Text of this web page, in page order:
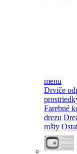
menu
Drviče
Farebné
drezu
rošty